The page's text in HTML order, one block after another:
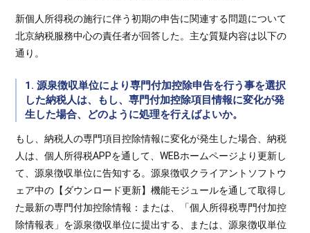
新個人所得税の施行に伴う初期の申告に関連する問題について
北京納税服務中心の責任者が回答した。主な質疑内容は以下の
通り。
1. 源泉徴収単位により専門付加控除申告を行う事を選択
した納税人は、もし、専門付加控除項目情報に変化が発
生した場合、どのように処理を行えばよいか。
もし、納税人の専門項目控除情報に変化が発生した場合、納税
人は、個人所得税APPを通して、WEBホームページより更新し
て、源泉徴収単位に告知する。源泉徴収クライアントソフトウ
ェア中の【ダウンロード更新】機能モジュールを通して取得し
た最新の専門付加控除情報：または、「個人所得税専門付加控
除情報表」を源泉徴収単位に提出する、または、源泉徴収単位